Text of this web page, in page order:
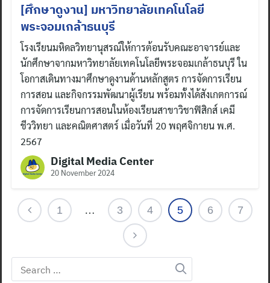
[ศึกษาดูงาน] มหาวิทยาลัยเทคโนโลยี
พระจอมเกล้าธนบุรี
โรงเรียนมหิดลวิทยานุสรณ์ให้การต้อนรับคณะอาจารย์และ
นักศึกษาจากมหาวิทยาลัยเทคโนโลยีพระจอมเกล้าธนบุรี ใน
โอกาสเดินทางมาศึกษาดูงานด้านหลักสูตร การจัดการเรียน
การสอน และกิจกรรมพัฒนาผู้เรียน พร้อมทั้งได้สังเกตการณ์
การจัดการเรียนการสอนในห้องเรียนสาขาวิชาฟิสิกส์ เคมี
ชีววิทยา และคณิตศาสตร์ เมื่อวันที่ 20 พฤศจิกายน พ.ศ.
2567
Digital Media Center
20 November 2024
1 … 3 4 5 6 7
Search